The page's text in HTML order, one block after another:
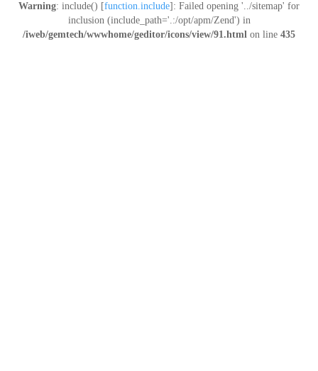
Warning: include() [function.include]: Failed opening '../sitemap' for
inclusion (include_path='.:/opt/apm/Zend') in
/iweb/gemtech/wwwhome/geditor/icons/view/91.html on line 435